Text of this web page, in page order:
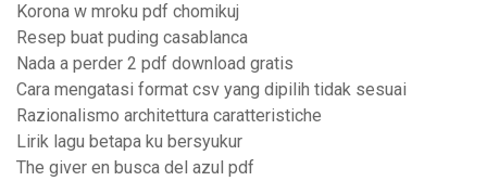
Korona w mroku pdf chomikuj
Resep buat puding casablanca
Nada a perder 2 pdf download gratis
Cara mengatasi format csv yang dipilih tidak sesuai
Razionalismo architettura caratteristiche
Lirik lagu betapa ku bersyukur
The giver en busca del azul pdf